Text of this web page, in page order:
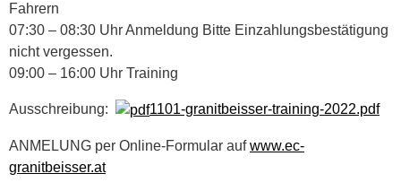
Fahrern
07:30 – 08:30 Uhr Anmeldung Bitte Einzahlungsbestätigung
nicht vergessen.
09:00 – 16:00 Uhr Training
Ausschreibung: 1101-granitbeisser-training-2022.pdf
ANMELUNG per Online-Formular aufwww.ec-
granitbeisser.at